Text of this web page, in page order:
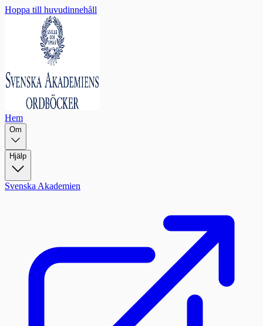
Hoppa till huvudinnehåll
Hem
Om
Hjälp
Svenska Akademien